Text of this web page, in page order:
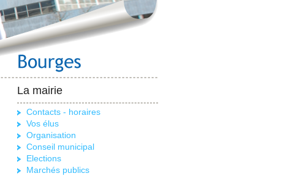
La mairie
Contacts - horaires
Vos élus
Organisation
Conseil municipal
Elections
Marchés publics